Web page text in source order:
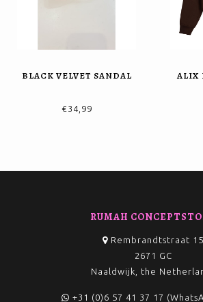
BLACK VELVET SANDAL
€34,99
ALIX
RUMAH
Rembrandtstraat 15
2671 GC
Naaldwijk, the
+31 (0)6 57 41 37 17